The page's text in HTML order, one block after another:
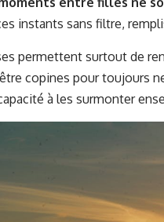
instants sans filtre,
permettent surtout de
copines pour toujours
à les surmonter